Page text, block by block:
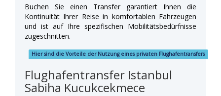
Buchen Sie einen Transfer garantiert Ihnen die
Kontinuität Ihrer Reise in komfortablen Fahrzeugen
und ist auf Ihre spezifischen Mobilitätsbedürfnisse
zugeschnitten.
Hier sind die Vorteile der Nutzung eines privaten Flughafentransfers
Flughafentransfer Istanbul
Sabiha Kucukcekmece